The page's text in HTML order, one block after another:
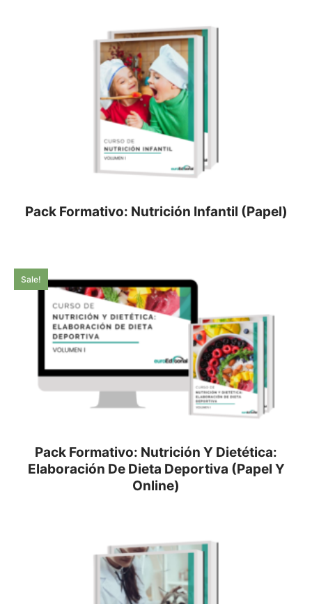
Pack Formativo: Nutrición Infantil (Papel)
Sale!
Pack Formativo: Nutrición Y Dietética:
Elaboración De Dieta Deportiva (Papel Y
Online)